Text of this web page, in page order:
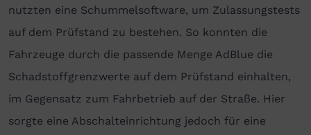
nutzten eine Schummelsoftware, um Zulassungstests
auf dem Prüfstand zu bestehen. So konnten die
Fahrzeuge durch die passende Menge AdBlue die
Schadstoffgrenzwerte auf dem Prüfstand einhalten,
im Gegensatz zum Fahrbetrieb auf der Straße. Hier
sorgte eine Abschalteinrichtung jedoch für eine